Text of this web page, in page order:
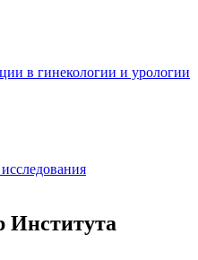
в гинекологии и урологии
Института